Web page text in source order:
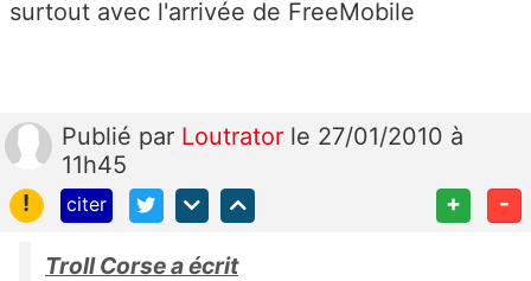
surtout avec l'arrivée de FreeMobile
Publié par Loutrator le 27/01/2010 à
11h45
!
citer + -
Troll Corse a écrit